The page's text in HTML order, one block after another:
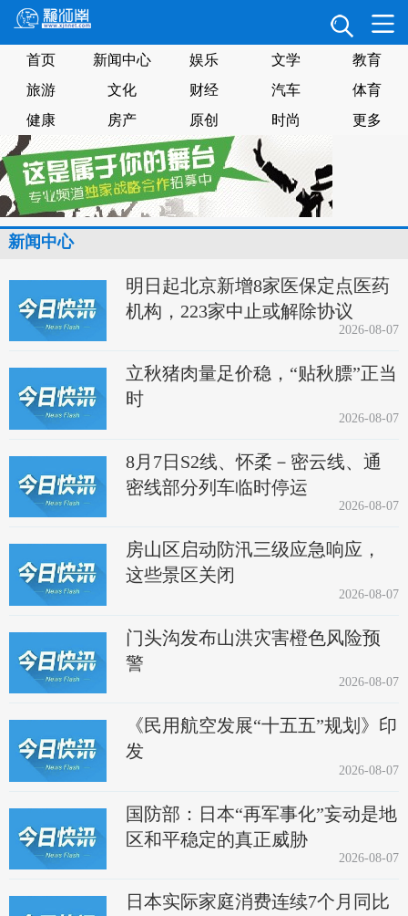
首页 新闻中心 娱乐 文学
教育
旅游
文化 财经 汽车
体育
健康
房产 原创 时尚 更多
新闻中心
明日起北京新增8家医保定点医药
机构，223家中止或解除协议
2026-08-07
立秋猪肉量足价稳，“贴秋膘”正当
时
2026-08-07
8月7日S2线、怀柔－密云线、通
密线部分列车临时停运
2026-08-07
房山区启动防汛三级应急响应，
这些景区关闭
2026-08-07
门头沟发布山洪灾害橙色风险预
警
2026-08-07
《民用航空发展“十五五”规划》印
发
2026-08-07
国防部：日本“再军事化”妄动是地
区和平稳定的真正威胁
2026-08-07
日本实际家庭消费连续7个月同比